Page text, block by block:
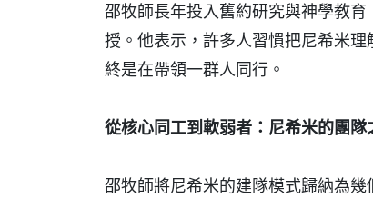
邵牧師長年投入舊約研究與神學教
授。他表示，許多人習慣把尼希米
終是在帶領一群人同行。
從核心同工到軟弱者：尼希米的團隊
邵牧師將尼希米的建隊模式歸納為